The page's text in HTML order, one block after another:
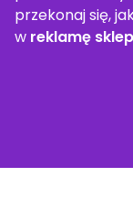
przekonaj się,
w reklamę